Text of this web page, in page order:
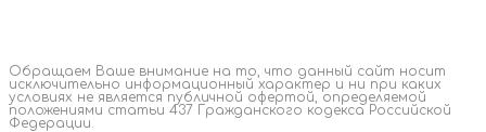
Обращаем Ваше внимание на то, что данный сайт носит
исключительно информационный характер и ни при каких
условиях не является публичной офертой, определяемой
положениями статьи 437 Гражданского кодекса Российской
Федерации.